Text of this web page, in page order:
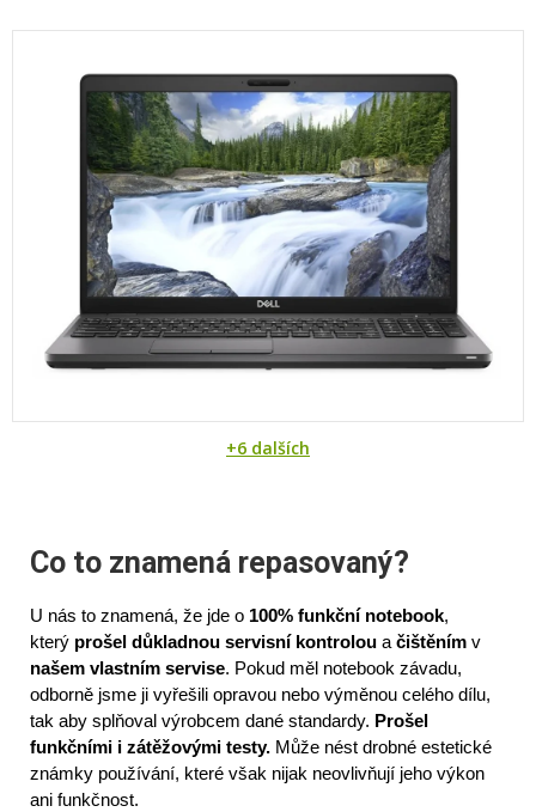
+6 dalších
Co to znamená repasovaný?
U nás to znamená, že jde o 100% funkční notebook,
který prošel důkladnou servisní kontrolou a čištěním v
našem vlastním servise. Pokud měl notebook závadu,
odborně jsme ji vyřešili opravou nebo výměnou celého dílu,
tak aby splňoval výrobcem dané standardy. Prošel
funkčními i zátěžovými testy. Může nést drobné estetické
známky používání, které však nijak neovlivňují jeho výkon
ani funkčnost.